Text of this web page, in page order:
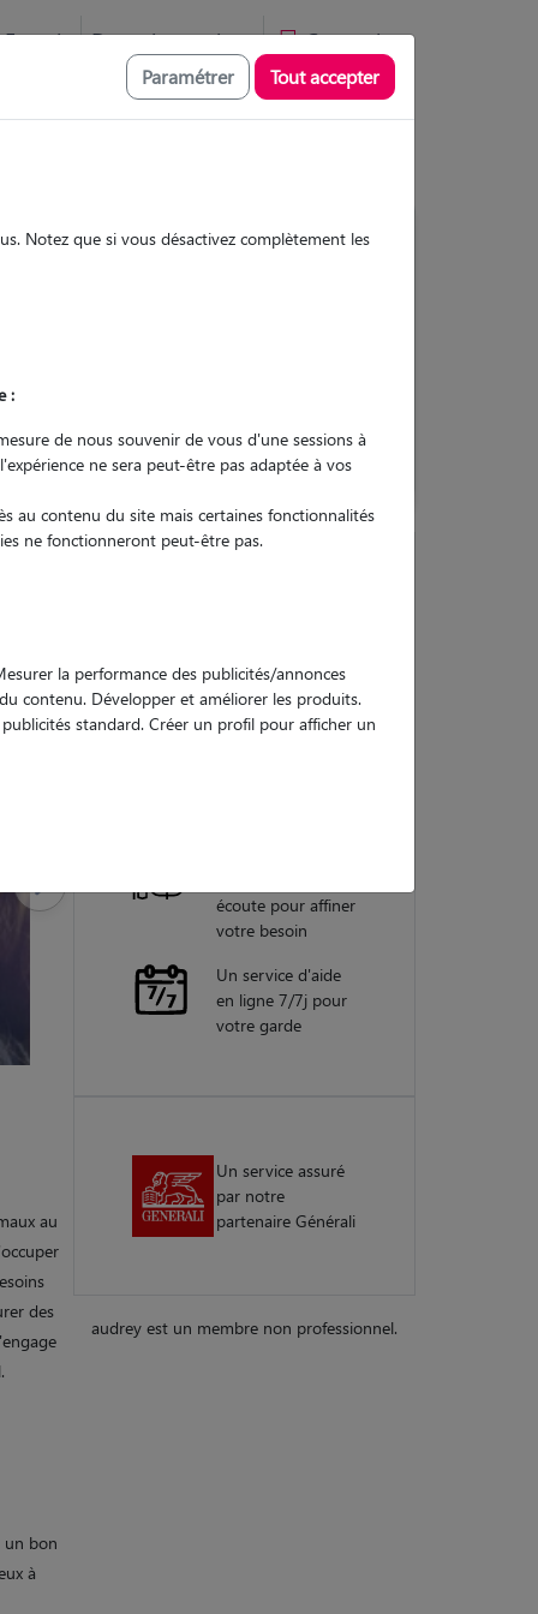
Favoris Devenir pet sitter Connexion
au
des
un bon
à
garanties
écoute pour affiner
votre besoin
Un service d'aide
en ligne 7/7j pour
votre garde
Un service assuré
par notre
partenaire Générali
audrey est un membre non professionnel.
Paramétrer Tout accepter
Notez que si vous désactivez complètement les
:
de nous souvenir de vous d'une sessions à
ne sera peut-être pas adaptée à vos
au contenu du site mais certaines fonctionnalités
ne fonctionneront peut-être pas.
la performance des publicités/annonces
contenu. Développer et améliorer les produits.
standard. Créer un profil pour afficher un